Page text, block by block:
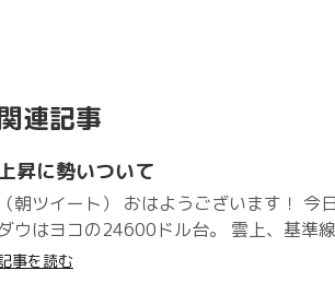
連記事
昇に勢いついて
（朝ツイート） おはようございます！
ダウはヨコの24600ドル台。 雲上、基準
事を読む